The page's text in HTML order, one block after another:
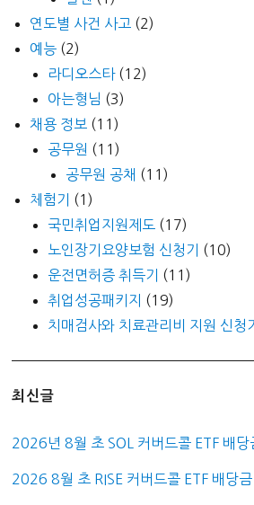
연도별 사건 사고 (2)
예능 (2)
라디오스타(12)
아는형님 (3)
채용 정보 (11)
공무원 (11)
공무원 공채 (11)
체험기
(1)
국민취업지원제도 (17)
노인장기요양보험 신청기
(10)
운전면허증 취득기
(11)
취업성공패키지
(19)
치매검사와 치료관리비 지원 신청기
최신글
2026년 8월 초 SOL 커버드콜 ETF 배당
2026 8월 초 RISE 커버드콜 ETF 배당